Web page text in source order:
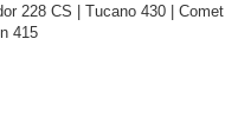
228 CS | Tucano 430 | Comet |
415